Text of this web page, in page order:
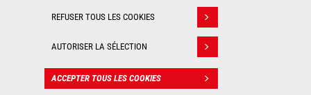
Gehl
© 2026
Manitou.com
Informations
légales
Politique de protection
des données
CONTACT
REFUSER TOUS LES COOKIES
AUTORISER LA SÉLECTION
ACCEPTER TOUS LES COOKIES